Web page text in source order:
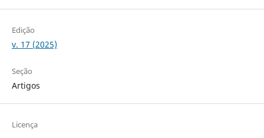
Edição
v. 17 (2025)
Seção
Artigos
Licença